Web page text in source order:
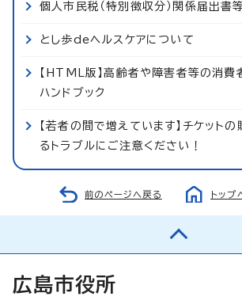
個人市民税（特別徴収分）関係届出書
とし歩deヘルスケアについて
【HTML版】高齢者や障害者等の消費
ハンドブック
【若者の間で増えています】チケット
るトラブルにご注意ください！
前のページへ戻る トップ
広島市役所